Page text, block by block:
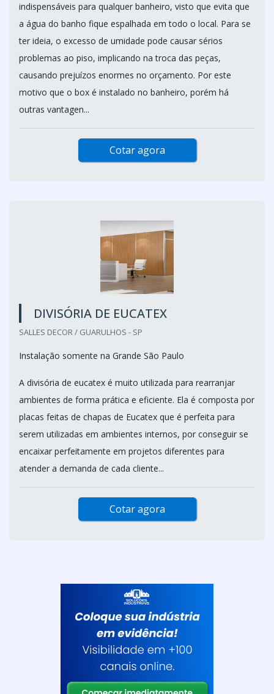
indispensáveis para qualquer banheiro, visto que evita que
a água do banho fique espalhada em todo o local. Para se
ter ideia, o excesso de umidade pode causar sérios
problemas ao piso, implicando na troca das peças,
causando prejuízos enormes no orçamento. Por este
motivo que o box é instalado no banheiro, porém há
outras vantagen...
Cotar agora
DIVISÓRIA DE EUCATEX
SALLES DECOR / GUARULHOS - SP
Instalação somente na Grande São Paulo
A divisória de eucatex é muito utilizada para rearranjar
ambientes de forma prática e eficiente. Ela é composta por
placas feitas de chapas de Eucatex que é perfeita para
serem utilizadas em ambientes internos, por conseguir se
encaixar perfeitamente em projetos diferentes para
atender a demanda de cada cliente...
Cotar agora